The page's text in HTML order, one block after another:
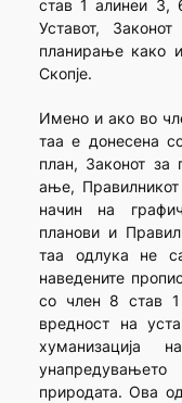
став 1 алинеи
Уставот,
планирање како
Скопје.
Имено и ако во
таа е донесена
план, Законот за
ање,
начин на
планови и
таа одлука не
наведените
со член 8 став 1
вредност на
хуманизација
природата. Ова